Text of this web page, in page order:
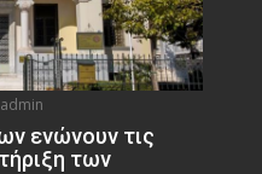
ενώνουν τις
των